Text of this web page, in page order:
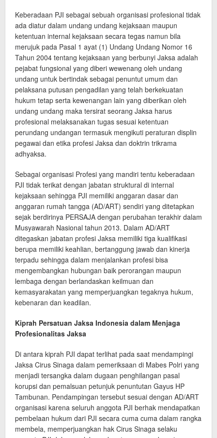
Keberadaan PJI sebagai sebuah organisasi profesional tidak
ada diatur dalam undang undang kejaksaan maupun
ketentuan internal kejaksaan secara tegas namun bila
merujuk pada Pasal 1 ayat (1) Undang Undang Nomor 16
Tahun 2004 tentang kejaksaan yang berbunyi Jaksa adalah
pejabat fungsional yang diberi wewenang oleh undang
undang untuk bertindak sebagai penuntut umum dan
pelaksana putusan pengadilan yang telah berkekuatan
hukum tetap serta kewenangan lain yang diberikan oleh
undang undang maka tersirat seorang Jaksa harus
profesional melaksanakan tugas sesuai ketentuan
perundang undangan termasuk mengikuti peraturan displin
pegawai dan etika profesi Jaksa dan doktrin trikrama
adhyaksa.
Sebagai organisasi Profesi yang mandiri tentu keberadaan
PJI tidak terikat dengan jabatan struktural di internal
kejaksaan sehingga PJI memiliki anggaran dasar dan
anggaran rumah tangga (AD/ART) sendiri yang ditetapkan
sejak berdirinya PERSAJA dengan perubahan terakhir dalam
Musyawarah Nasional tahun 2013. Dalam AD/ART
ditegaskan jabatan profesi Jaksa memiliki tiga kualifikasi
berupa memiliki keahlian, bertanggung jawab dan kinerja
terpadu sehingga dalam menjalankan profesi bisa
mengembangkan hubungan baik perorangan maupun
lembaga dengan berlandaskan keilmuan dan
kemasyarakatan yang memperjuangkan tegaknya hukum,
kebenaran dan keadilan.
Kiprah Persatuan Jaksa Indonesia dalam Menjaga
Profesionalitas Jaksa
Di antara kiprah PJI dapat terlihat pada saat mendampingi
Jaksa Cirus Sinaga dalam pemeriksaan di Mabes Polri yang
menjadi tersangka dalam dugaan penghilangan pasal
korupsi dan pemalsuan petunjuk penuntutan Gayus HP
Tambunan. Pendampingan tersebut sesuai dengan AD/ART
organisasi karena seluruh anggota PJI berhak mendapatkan
pembelaan hukum dari PJI secara cuma cuma dalam rangka
membela, memperjuangkan hak Cirus Sinaga selaku